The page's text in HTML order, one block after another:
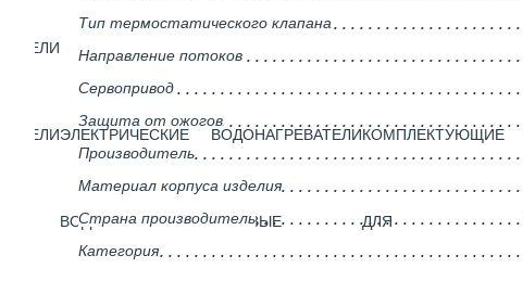
ЭЛЕКТРИЧЕСКИЕ
ВОДОНАГРЕВАТЕЛИ
ВОДОНАГРЕВАТЕЛИ
ГАЗОВЫЕ
КОМПЛЕКТУЮЩИЕ
ДЛЯ
Тип термостатического клапана
Направление потоков
Сервопривод
Защита от ожогов
Производитель
Материал корпуса изделия
Страна производитель
Категория